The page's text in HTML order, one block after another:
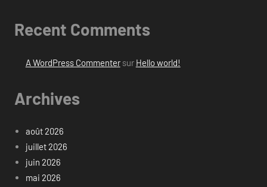
Recent Comments
A WordPress Commentersur Hello world!
Archives
août 2026
juillet 2026
juin 2026
mai 2026